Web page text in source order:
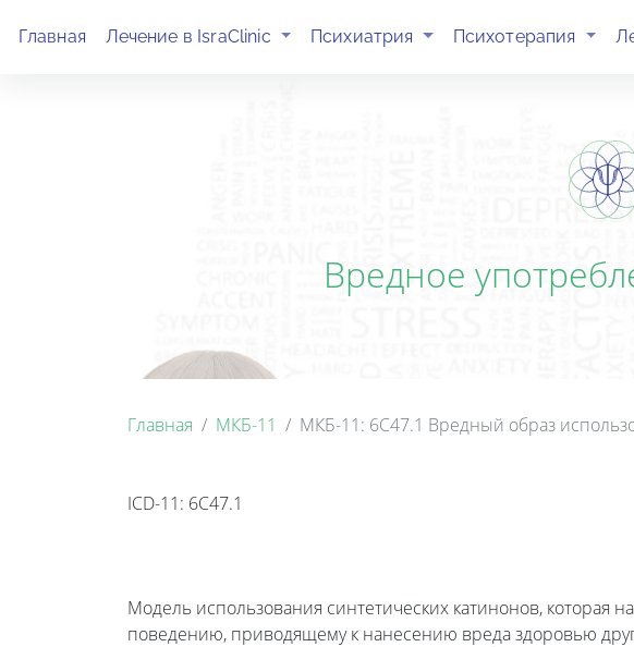
Главная Лечение в IsraClinic (current)Психиатрия (current)Психотерапия
Вредное
Главная МКБ-11 МКБ-11: 6C47.1 Вредный образ
ICD-11: 6C47.1
Модель использования синтетических катинонов, которая
поведению, приводящему к нанесению вреда здоровью